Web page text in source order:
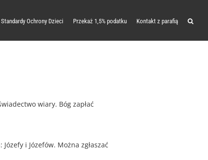
Standardy Ochrony Dzieci Przekaż 1,5% podatku Kontakt z parafią
wiary. Bóg zapłać
i Józefów. Można zgłaszać